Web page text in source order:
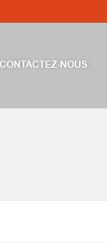
CONTACTEZ-NOUS